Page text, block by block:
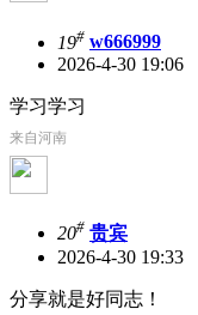
19# w666999
2026-4-30 19:06
学习学习
来自河南
20# 贵宾
2026-4-30 19:33
分享就是好同志！